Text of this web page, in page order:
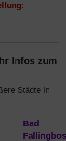
Infos zum
Städte in
Bad